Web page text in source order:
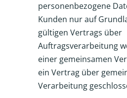
personenbezogene
Kunden nur auf
gültigen Vertrags über
Auftragsverarbeitung
einer gemeinsamen
ein Vertrag über
Verarbeitung